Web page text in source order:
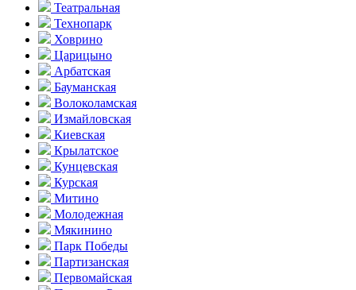
Театральная
Технопарк
Ховрино
Царицыно
Арбатская
Бауманская
Волоколамская
Измайловская
Киевская
Крылатское
Кунцевская
Курская
Митино
Молодежная
Мякинино
Парк Победы
Партизанская
Первомайская